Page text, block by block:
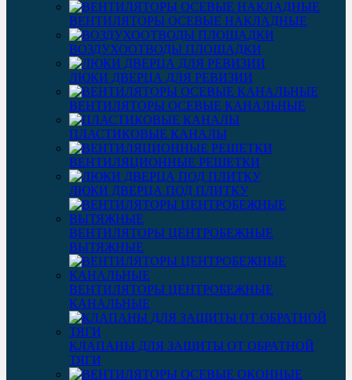
ВЕНТИЛЯТОРЫ ОСЕВЫЕ НАКЛАДНЫЕ
ВОЗДУХООТВОДЫ ПЛОЩАДКИ
ЛЮКИ ДВЕРЦА ДЛЯ РЕВИЗИИ
ВЕНТИЛЯТОРЫ ОСЕВЫЕ КАНАЛЬНЫЕ
ПЛАСТИКОВЫЕ КАНАЛЫ
ВЕНТИЛЯЦИОННЫЕ РЕШЕТКИ
ЛЮКИ ДВЕРЦА ПОД ПЛИТКУ
ВЕНТИЛЯТОРЫ ЦЕНТРОБЕЖНЫЕ
ВЫТЯЖНЫЕ
ВЕНТИЛЯТОРЫ ЦЕНТРОБЕЖНЫЕ
КАНАЛЬНЫЕ
КЛАПАНЫ ДЛЯ ЗАЩИТЫ ОТ ОБРАТНОЙ
ТЯГИ